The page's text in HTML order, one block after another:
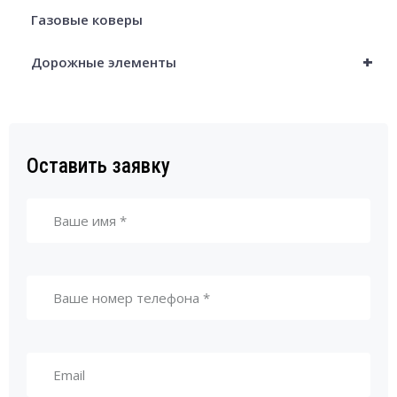
Газовые коверы
+
Дорожные элементы
Оставить заявку